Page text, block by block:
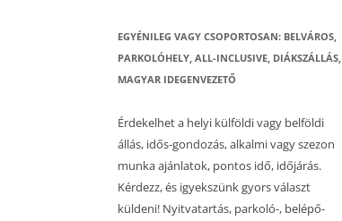
EGYÉNILEG VAGY CSOPORTOSAN: BELVÁROS,
PARKOLÓHELY, ALL-INCLUSIVE, DIÁKSZÁLLÁS,
MAGYAR IDEGENVEZETŐ
Érdekelhet a helyi külföldi vagy belföldi
állás, idős-gondozás, alkalmi vagy szezon
munka ajánlatok, pontos idő, időjárás.
Kérdezz, és igyekszünk gyors választ
küldeni! Nyitvatartás, parkoló-, belépő-